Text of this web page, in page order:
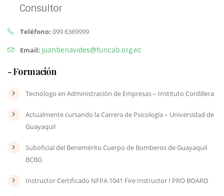
Consultor
Teléfono: 099 6369999
Email: juanbenavides@funcab.org.ec
- Formación
Tecnólogo en Administración de Empresas – Instituto Cordillera
Actualmente cursando la Carrera de Psicología – Universidad de
Guayaquil
Suboficial del Benemérito Cuerpo de Bomberos de Guayaquil
BCBG
Instructor Certificado NFPA 1041 Fire Instructor I PRO BOARD